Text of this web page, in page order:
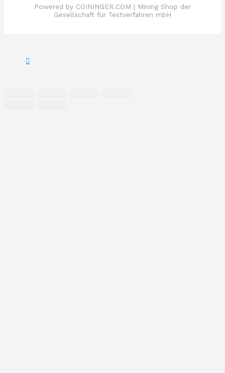
Powered by COININGER.COM | Mining Shop der
Gesellschaft für Testverfahren mbH